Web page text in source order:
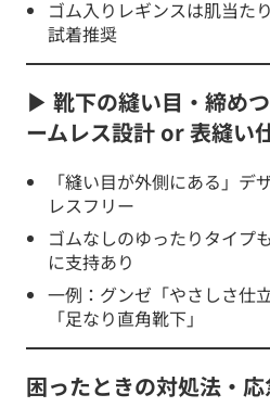
ゴム入りレギンスは肌当た
試着推奨
▶ 靴下の縫い目・締め
ームレス設計 or 表縫い
「縫い目が外側にある」デ
レスフリー
ゴムなしのゆったりタイプ
に支持あり
一例：グンゼ「やさしさ仕
「足なり直角靴下」
困ったときの対処法・